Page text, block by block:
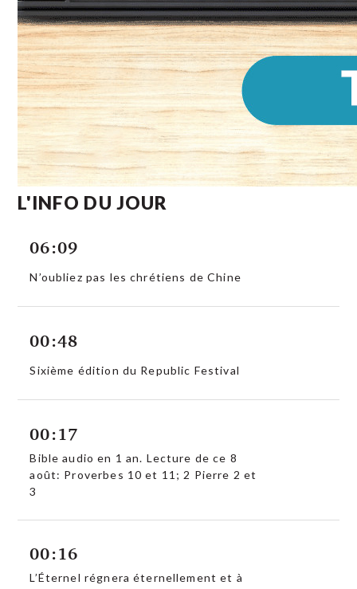
L'INFO DU JOUR
06:09
N’oubliez pas les chrétiens de Chine
00:48
Sixième édition du Republic Festival
00:17
Bible audio en 1 an. Lecture de ce 8
août: Proverbes 10 et 11; 2 Pierre 2 et
3
00:16
L’Éternel régnera éternellement et à